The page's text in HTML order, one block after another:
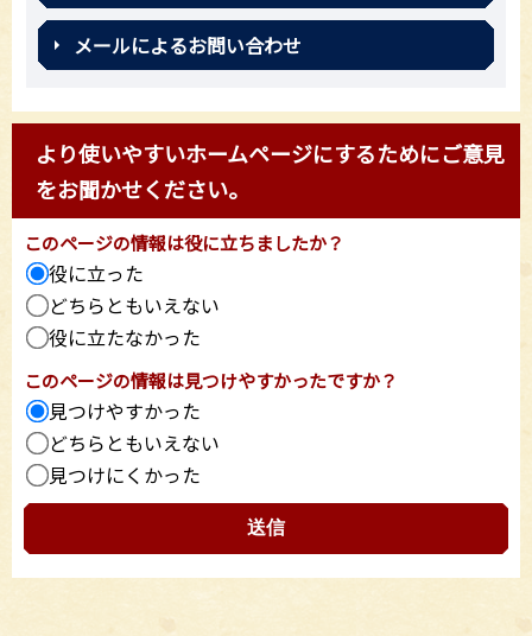
メールによるお問い合わせ
より使いやすいホームページにするためにご意見
をお聞かせください。
このページの情報は役に立ちましたか？
役に立った
どちらともいえない
役に立たなかった
このページの情報は見つけやすかったですか？
見つけやすかった
どちらともいえない
見つけにくかった